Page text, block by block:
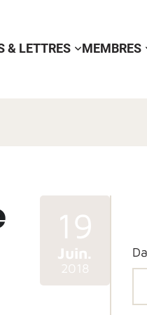
& LETTRES MEMBRES
19
Juin.
2018